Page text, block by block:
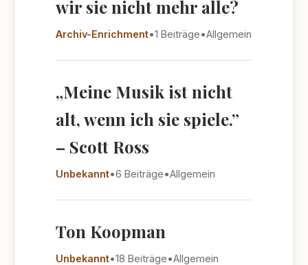
wir sie nicht mehr alle?
Archiv-Enrichment•1 Beiträge•Allgemein
„Meine Musik ist nicht
alt, wenn ich sie spiele.”
– Scott Ross
Unbekannt•6 Beiträge•Allgemein
Ton Koopman
Unbekannt•18 Beiträge•Allgemein